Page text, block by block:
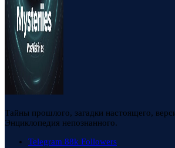
Тайны прошлого, загадки настоящего,
Энциклопедия непознанного.
Telegram 88k Followers